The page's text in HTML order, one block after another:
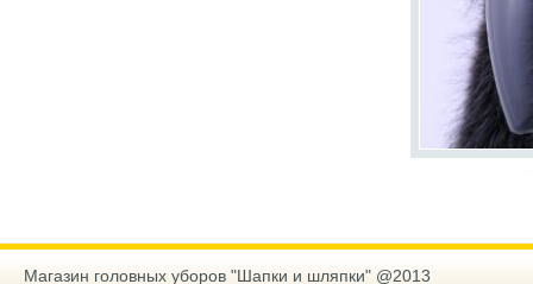
Магазин головных уборов "Шапки и шляпки" @2013